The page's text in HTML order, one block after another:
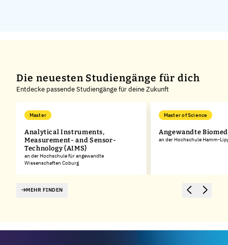
Die neuesten Studiengänge für dich
Entdecke passende Studiengänge für deine Zukunft
Master
Analytical Instruments,
Measurement- and Sensor-
Technology (AIMS)
an der Hochschule für angewandte
Wissenschaften Coburg
Master of Science
Angewandte
an der Hochschule Hamm-
MEHR FINDEN